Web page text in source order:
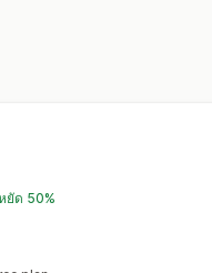
ยัด 50%